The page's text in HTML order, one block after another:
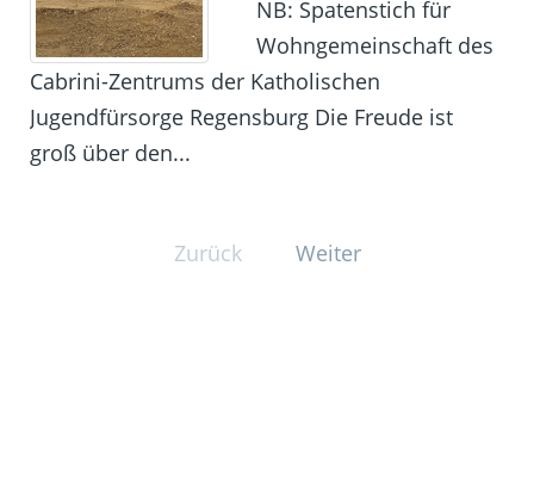
NB: Spatenstich für
Wohngemeinschaft des
Cabrini-Zentrums der Katholischen
Jugendfürsorge Regensburg Die Freude ist
groß über den...
Zurück Weiter